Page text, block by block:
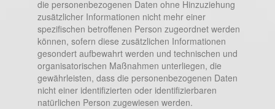
die personenbezogenen Daten ohne Hinzuziehung
zusätzlicher Informationen nicht mehr einer
spezifischen betroffenen Person zugeordnet werden
können, sofern diese zusätzlichen Informationen
gesondert aufbewahrt werden und technischen und
organisatorischen Maßnahmen unterliegen, die
gewährleisten, dass die personenbezogenen Daten
nicht einer identifizierten oder identifizierbaren
natürlichen Person zugewiesen werden.